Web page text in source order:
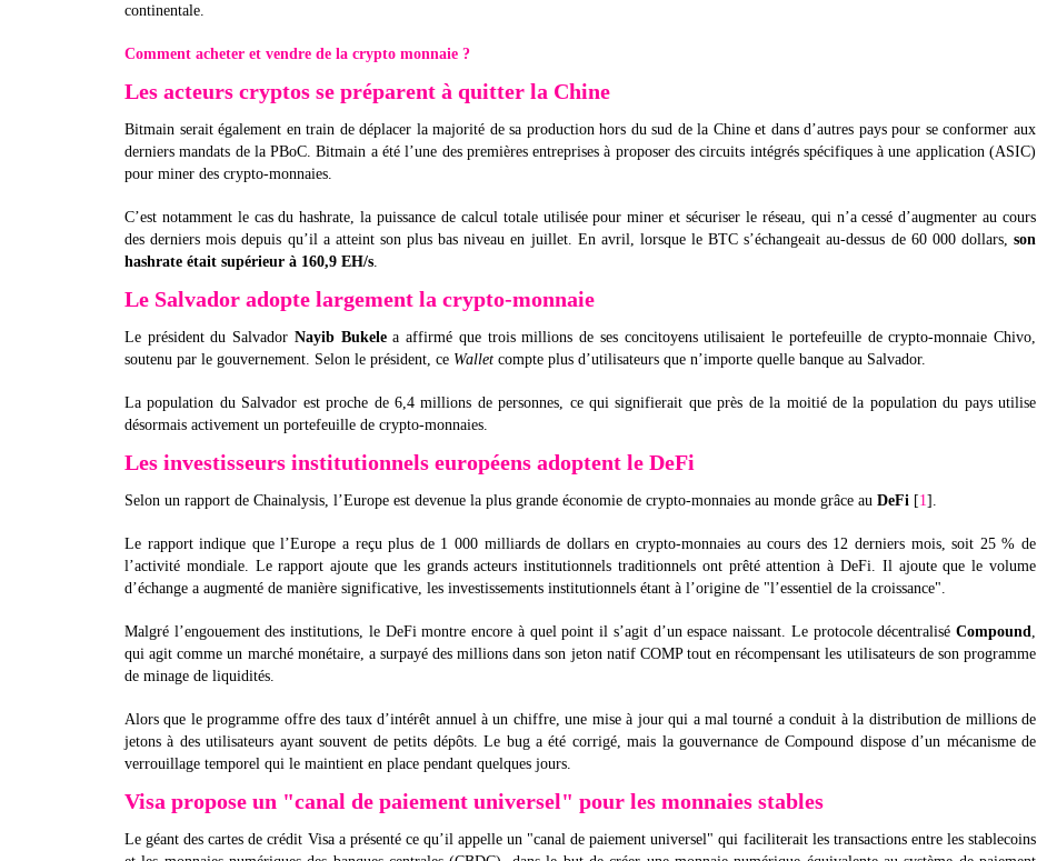
continentale.
Comment acheter et vendre de la crypto monnaie ?
Les acteurs cryptos se préparent à quitter la Chine
Bitmain serait également en train de déplacer la majorité de sa production hors du sud de la Chine et dans d’autres pays pour se conformer aux
derniers mandats de la PBoC. Bitmain a été l’une des premières entreprises à proposer des circuits intégrés spécifiques à une application (ASIC)
pour miner des crypto-monnaies.
C’est notamment le cas du hashrate, la puissance de calcul totale utilisée pour miner et sécuriser le réseau, qui n’a cessé d’augmenter au cours
des derniers mois depuis qu’il a atteint son plus bas niveau en juillet. En avril, lorsque le BTC s’échangeait au-dessus de 60 000 dollars, son
hashrate était supérieur à 160,9 EH/s
Le Salvador adopte largement la crypto-monnaie
Le président du Salvador Nayib Bukelea affirmé que trois millions de ses concitoyens utilisaient le portefeuille de crypto-monnaie Chivo,
soutenu par le gouvernement. Selon le président, ce Wallet compte plus d’utilisateurs que n’importe quelle banque au Salvador.
La population du Salvador est proche de 6,4 millions de personnes, ce qui signifierait que près de la moitié de la population du pays utilise
désormais activement un portefeuille de crypto-monnaies.
Les investisseurs institutionnels européens adoptent le DeFi
Selon un rapport de Chainalysis, l’Europe est devenue la plus grande économie de crypto-monnaies au monde grâce au DeFi [1 ].
Le rapport indique que l’Europe a reçu plus de 1 000 milliards de dollars en crypto-monnaies au cours des 12 derniers mois, soit 25 % de
l’activité mondiale. Le rapport ajoute que les grands acteurs institutionnels traditionnels ont prêté attention à DeFi. Il ajoute que le volume
d’échange a augmenté de manière significative, les investissements institutionnels étant à l’origine de "l’essentiel de la croissance".
Malgré l’engouement des institutions, le DeFi montre encore à quel point il s’agit d’un espace naissant. Le protocole décentralisé Compound
qui agit comme un marché monétaire, a surpayé des millions dans son jeton natif COMP tout en récompensant les utilisateurs de son programme
de minage de liquidités.
Alors que le programme offre des taux d’intérêt annuel à un chiffre, une mise à jour qui a mal tourné a conduit à la distribution de millions de
jetons à des utilisateurs ayant souvent de petits dépôts. Le bug a été corrigé, mais la gouvernance de Compound dispose d’un mécanisme de
verrouillage temporel qui le maintient en place pendant quelques jours.
Visa propose un "canal de paiement universel" pour les monnaies stables
Le géant des cartes de crédit Visa a présenté ce qu’il appelle un "canal de paiement universel" qui faciliterait les transactions entre les stablecoins